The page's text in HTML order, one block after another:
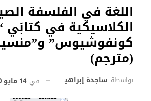
اللغة في الفلسفة
الكلاسيكية في كتابَي
كونفوشيوس”
(مترجم)
بواسطة ساجدة إبراهيم الزهيري في 14 مايو 2020